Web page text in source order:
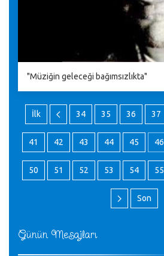
Günün Mesajları
"Müziğin geleceği bağımsızlıkta"
İlk 34 35 36 37
41 42 43 44 45 46
50 51 52 53 54 55
Son